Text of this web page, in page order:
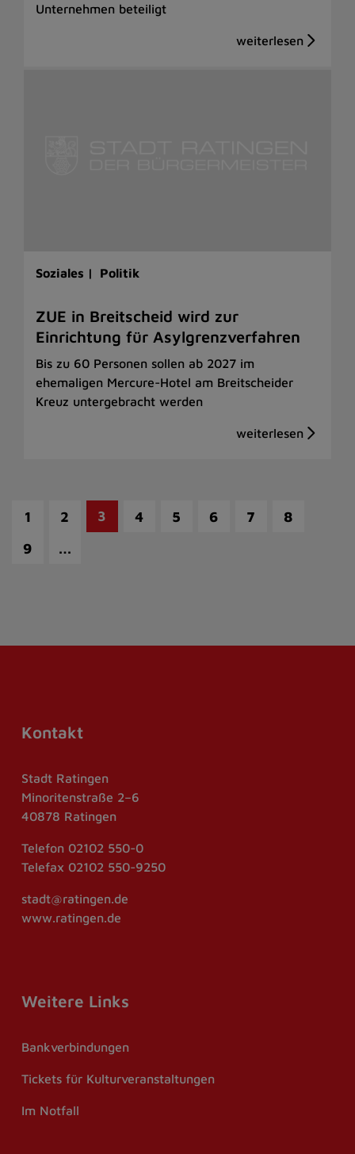
Unternehmen beteiligt
Soziales | Politik
ZUE in Breitscheid wird zur
Einrichtung für Asylgrenzverfahren
Bis zu 60 Personen sollen ab 2027 im
ehemaligen Mercure-Hotel am Breitscheider
Kreuz untergebracht werden
1 2 3 4 5 6 7
8
9
…
Kontakt
Stadt Ratingen
Minoritenstraße 2–6
40878 Ratingen
Telefon 02102 550-0
Telefax 02102 550-9250
stadt@ratingen.de
www.ratingen.de
Weitere Links
Bankverbindungen
Tickets für Kulturveranstaltungen
Im Notfall